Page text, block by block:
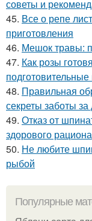
советы и
45. Все о репе
приготовления
46. Мешок травы:
47. Как розы
48. Правильная
секреты заботы
49. Отказ от
здорового рациона
50. Не любите
рыбой
Популярные